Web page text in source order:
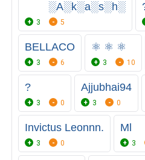
⠀⠀⠀░A░k░a░s░h░ㅤㅤㅤㅤㅤㅤㅤㅤㅤㅤㅤㅤㅤㅤㅤ
3 5
BELLACO
3 6
⚛️ ⚛️ ⚛️
3 10
?
3 0
Ajjubhai94
3 0
Invictus Leonnn.
3 0
Ml
3